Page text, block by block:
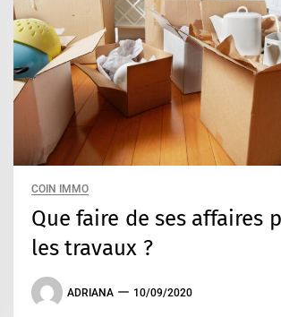
COIN IMMO
Que faire de ses affaires
les travaux ?
ADRIANA 10/09/2020